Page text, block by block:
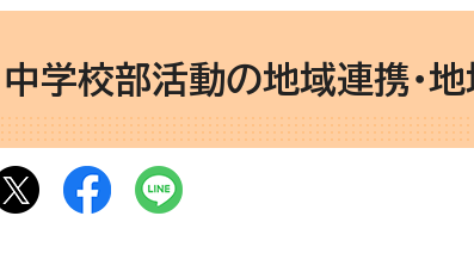
中学校部活動の地域連携・